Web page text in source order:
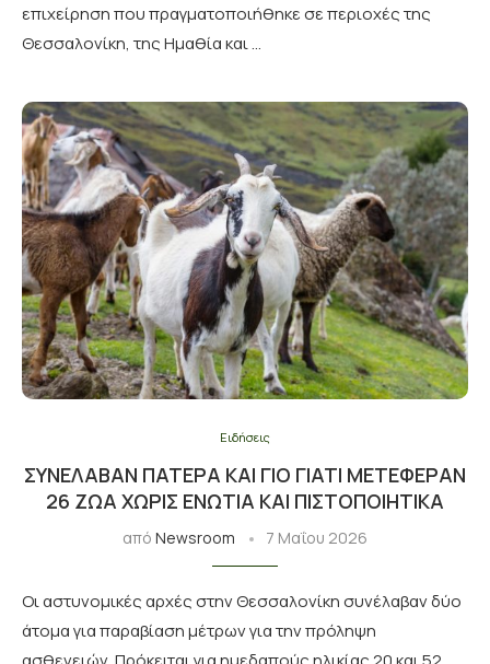
επιχείρηση που πραγματοποιήθηκε σε περιοχές της
Θεσσαλονίκη, της Ημαθία και …
Ειδήσεις
ΣΥΝΈΛΑΒΑΝ ΠΑΤΈΡΑ ΚΑΙ ΓΙΟ ΓΙΑΤΊ ΜΕΤΈΦΕΡΑΝ
26 ΖΏΑ ΧΩΡΊΣ ΕΝΏΤΙΑ ΚΑΙ ΠΙΣΤΟΠΟΙΗΤΙΚΆ
από Newsroom 7 Μαΐου 2026
Οι αστυνομικές αρχές στην Θεσσαλονίκη συνέλαβαν δύο
άτομα για παραβίαση μέτρων για την πρόληψη